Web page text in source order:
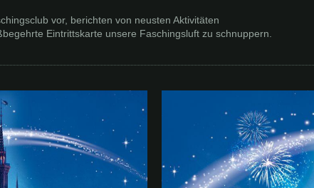
vor, berichten von neusten Aktivitäten
Eintrittskarte unsere Faschingsluft zu schnuppern.